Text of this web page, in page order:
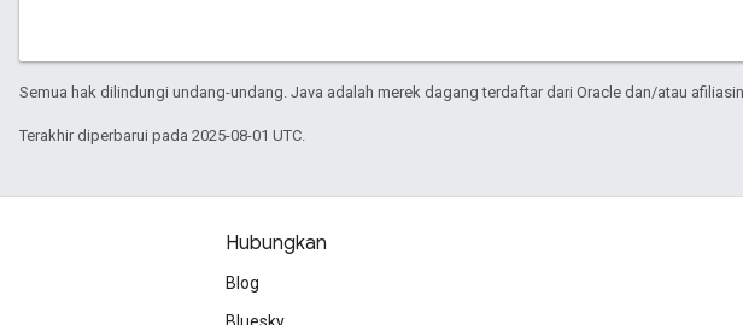
Semua hak dilindungi undang-undang. Java adalah merek dagang terdaftar dari Oracle dan/atau
Terakhir diperbarui pada 2025-08-01 UTC.
Hubungkan
Blog